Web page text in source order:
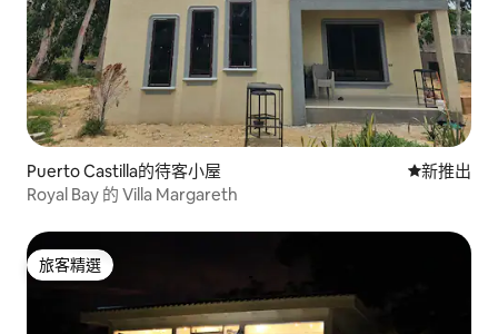
Puerto Castilla的待客小屋 新住處
新推出
Royal Bay 的 Villa Margareth
旅客精選
旅客精選